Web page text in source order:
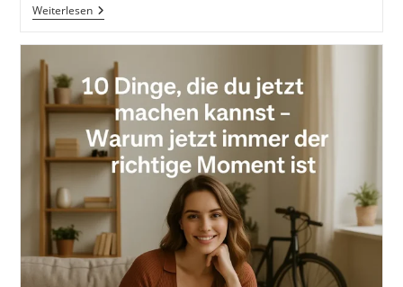
WeiterlesenWie
Du
Zurück
In
Deine
Eigene
Wirksamkeit
Findest:
Nun
Bist
Du
Dran